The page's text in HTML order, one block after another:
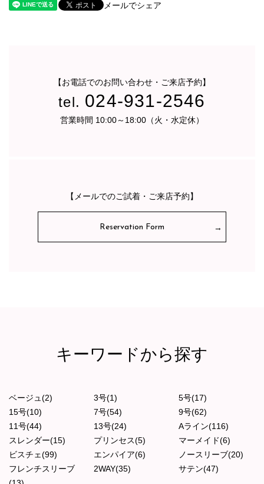
メールでシェア
【お電話でのお問い合わせ・ご来店予約】
tel. 024-931-2546
営業時間 10:00～18:00（火・水定休）
【メールでのご試着・ご来店予約】
Reservation Form
キーワードから探す
ベージュ(2) 3号(1)
5号(17)
15号(10)
7号(54)
9号(62)
11号(44)
13号(24)
Aライン(116)
スレンダー(15)
プリンセス(5)
マーメイド(6)
ビスチェ(99)
エンパイア(6)
ノースリーブ(20)
フレンチスリーブ
2WAY(35) サテン(47)